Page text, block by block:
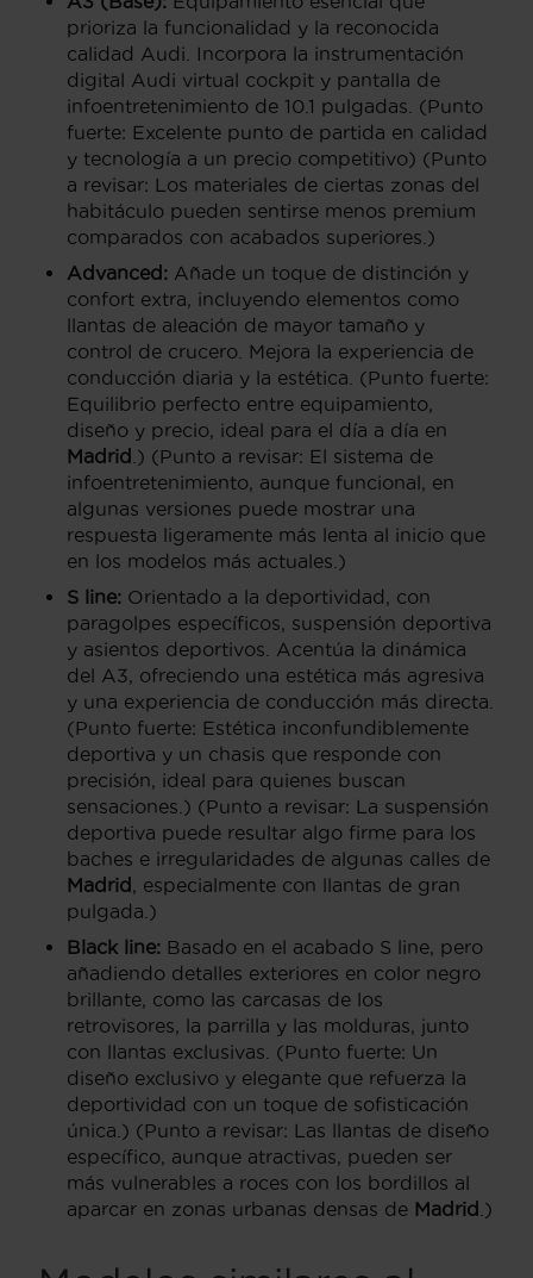
prioriza la funcionalidad y la reconocida
calidad Audi. Incorpora la instrumentación
digital Audi virtual cockpit y pantalla de
infoentretenimiento de 10.1 pulgadas. (Punto
fuerte: Excelente punto de partida en calidad
y tecnología a un precio competitivo) (Punto
a revisar: Los materiales de ciertas zonas del
habitáculo pueden sentirse menos premium
comparados con acabados superiores.)
Advanced: Añade un toque de distinción y
confort extra, incluyendo elementos como
llantas de aleación de mayor tamaño y
control de crucero. Mejora la experiencia de
conducción diaria y la estética. (Punto fuerte:
Equilibrio perfecto entre equipamiento,
diseño y precio, ideal para el día a día en
Madrid .) (Punto a revisar: El sistema de
infoentretenimiento, aunque funcional, en
algunas versiones puede mostrar una
respuesta ligeramente más lenta al inicio que
en los modelos más actuales.)
S line: Orientado a la deportividad, con
paragolpes específicos, suspensión deportiva
y asientos deportivos. Acentúa la dinámica
del A3, ofreciendo una estética más agresiva
y una experiencia de conducción más directa.
(Punto fuerte: Estética inconfundiblemente
deportiva y un chasis que responde con
precisión, ideal para quienes buscan
sensaciones.) (Punto a revisar: La suspensión
deportiva puede resultar algo firme para los
baches e irregularidades de algunas calles de
Madrid
, especialmente con llantas de gran
pulgada.)
Black line: Basado en el acabado S line, pero
añadiendo detalles exteriores en color negro
brillante, como las carcasas de los
retrovisores, la parrilla y las molduras, junto
con llantas exclusivas. (Punto fuerte: Un
diseño exclusivo y elegante que refuerza la
deportividad con un toque de sofisticación
única.) (Punto a revisar: Las llantas de diseño
específico, aunque atractivas, pueden ser
más vulnerables a roces con los bordillos al
aparcar en zonas urbanas densas de Madrid .)